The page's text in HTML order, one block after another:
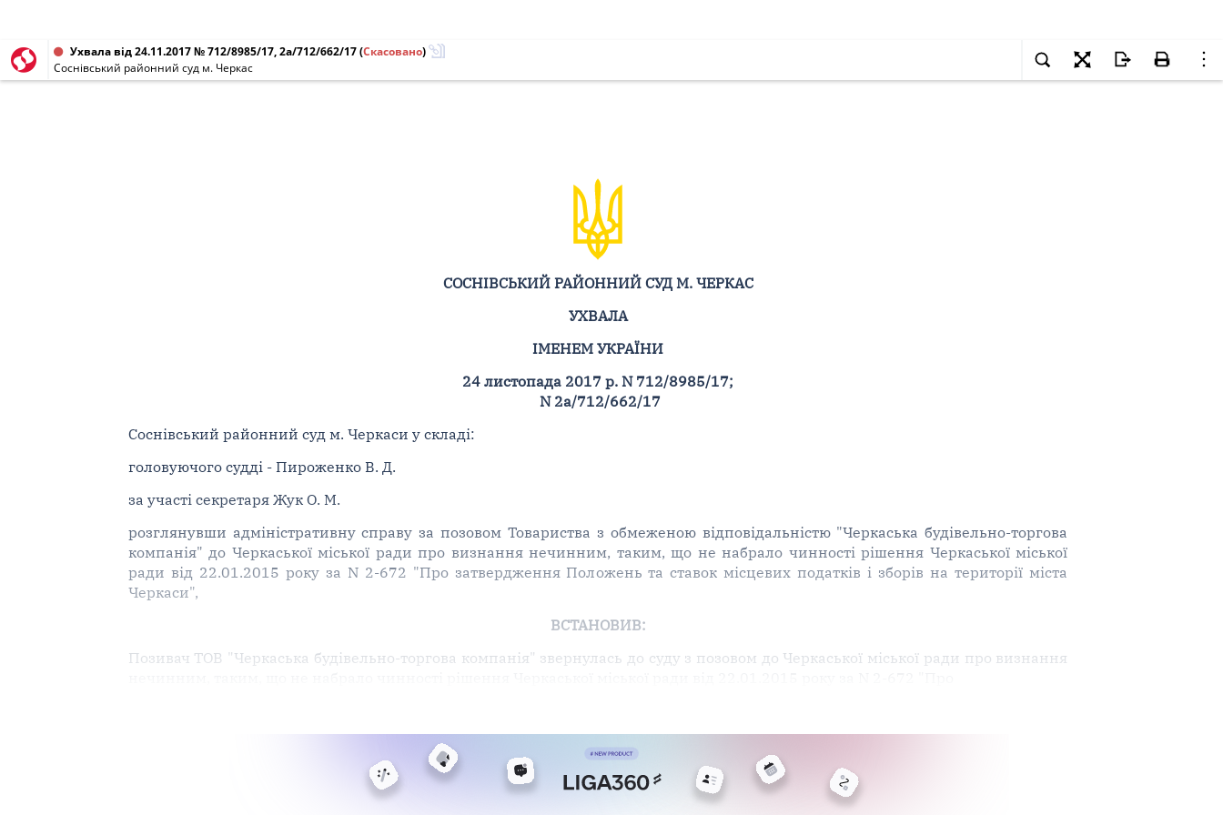
Ухвала від 24.11.2017 № 712/8985/17, 2а/712/662/17(Скасовано)
Соснівський районний суд м. Черкас
СОСНІВСЬКИЙ РАЙОННИЙ СУД М. ЧЕРКАС
УХВАЛА
ІМЕНЕМ УКРАЇНИ
24 листопада 2017 р. N 712/8985/17;
N 2а/712/662/17
Соснівський районний суд м. Черкаси у складі:
головуючого судді - Пироженко В. Д.
за участі секретаря Жук О. М.
розглянувши адміністративну справу за позовом Товариства з обмеженою відповідальністю "Черкаська будівельно-торгова
компанія" до Черкаської міської ради про визнання нечинним, таким, що не набрало чинності рішення Черкаської міської
ради від 22.01.2015 року за N 2-672 "Про затвердження Положень та ставок місцевих податків і зборів на території міста
Черкаси",
ВСТАНОВИВ:
Позивач ТОВ "Черкаська будівельно-торгова компанія" звернулась до суду з позовом до Черкаської міської ради про визнання